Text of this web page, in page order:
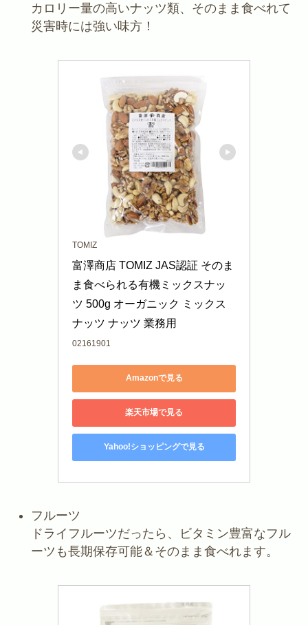
カロリー量の高いナッツ類、そのまま食べれて
災害時には強い味方！
TOMIZ
富澤商店 TOMIZ JAS認証 そのま
ま食べられる有機ミックスナッ
ツ 500g オーガニック ミックス
ナッツ ナッツ 業務用
02161901
Amazonで見る
楽天市場で見る
Yahoo!ショッピングで見る
フルーツ
ドライフルーツだったら、ビタミン豊富なフル
ーツも長期保存可能＆そのまま食べれます。